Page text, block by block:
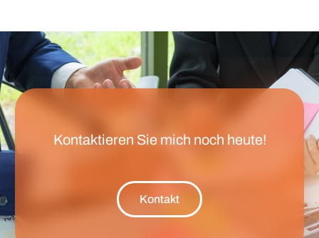
Kontaktieren Sie mich noch heute!
Kontakt